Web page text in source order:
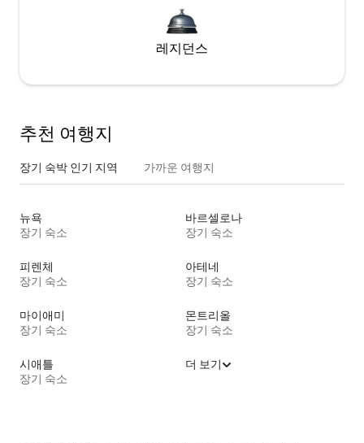
레지던스
추천 여행지
장기 숙박 인기 지역 가까운 여행지
뉴욕
장기 숙소
바르셀로나
장기 숙소
피렌체
장기 숙소
아테네
장기 숙소
마이애미
장기 숙소
몬트리올
장기 숙소
시애틀
장기 숙소
더 보기